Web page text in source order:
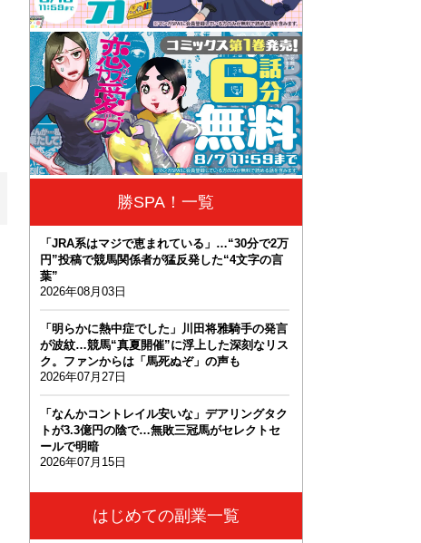
勝SPA！一覧
「JRA系はマジで恵まれている」…“30分で2万
円”投稿で競馬関係者が猛反発した“4文字の言
葉”
2026年08月03日
「明らかに熱中症でした」川田将雅騎手の発言
が波紋…競馬“真夏開催”に浮上した深刻なリス
ク。ファンからは「馬死ぬぞ」の声も
2026年07月27日
「なんかコントレイル安いな」デアリングタク
トが3.3億円の陰で…無敗三冠馬がセレクトセ
ールで明暗
2026年07月15日
はじめての副業一覧